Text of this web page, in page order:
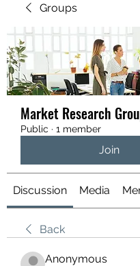
Groups
Market Research
Public · 1 member
Join
Discussion Media
Back
Anonymous